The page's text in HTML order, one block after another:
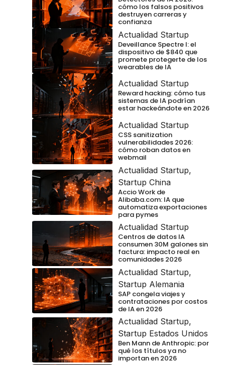
cómo los falsos positivos
destruyen carreras y
confianza
Actualidad Startup
Deveillance Spectre I: el
dispositivo de $840 que
promete protegerte de los
wearables de IA
Actualidad Startup
Reward hacking: cómo tus
sistemas de IA podrían
estar hackeándote en 2026
Actualidad Startup
CSS sanitization
vulnerabilidades 2026:
cómo roban datos en
webmail
Actualidad Startup,
Startup China
Accio Work de
Alibaba.com: IA que
automatiza exportaciones
para pymes
Actualidad Startup
Centros de datos IA
consumen 30M galones sin
factura: impacto real en
comunidades 2026
Actualidad Startup,
Startup Alemania
SAP congela viajes y
contrataciones por costos
de IA en 2026
Actualidad Startup,
Startup Estados Unidos
Ben Mann de Anthropic: por
qué los títulos ya no
importan en 2026